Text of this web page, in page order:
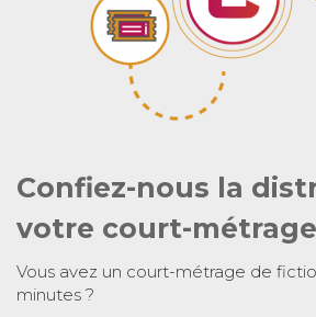
Confiez-nous la
votre court-métrage
Vous avez un court-métrage de
minutes ?